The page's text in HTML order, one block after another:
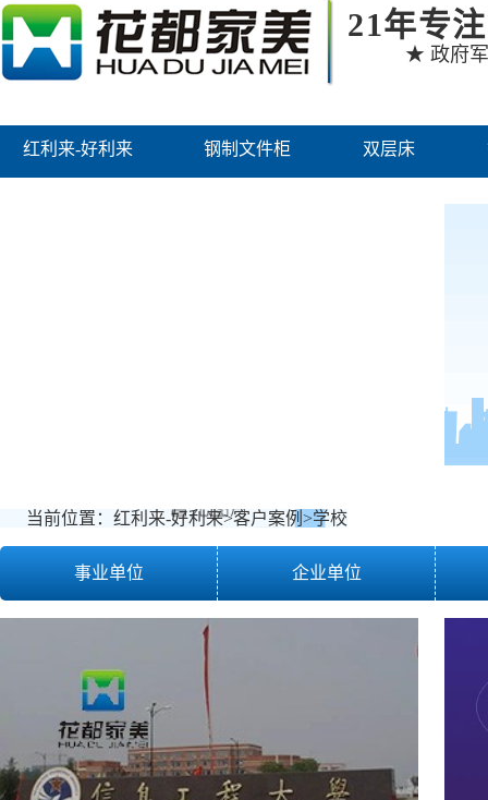
21年专
★ 政府
红利来-好利来 钢制文件柜 双层床
当前位置： 红利来-好利来>客户案例 >学校
事业单位 企业单位